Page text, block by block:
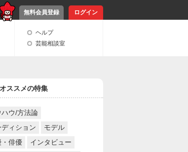
無料会員登録 ログイン
ヘルプ
芸能相談室
オススメの特集
ハウ/方法論
ディション
モデル
・俳優
インタビュー